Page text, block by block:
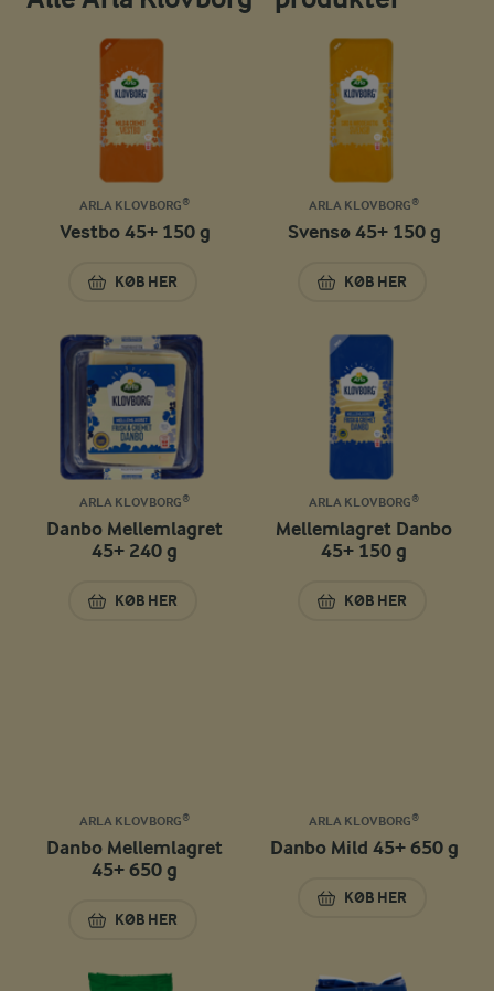
ARLA KLOVBORG®
Vestbo 45+ 150 g
KØB HER
VESTBO 45+ 150 G
ARLA KLOVBORG®
Svensø 45+ 150 g
KØB HER
SVENSØ 45+ 150 G
ARLA KLOVBORG®
Danbo Mellemlagret
45+ 240 g
KØB HER
DANBO MELLEMLAGRET 45+ 240 G
ARLA KLOVBORG®
Mellemlagret Danbo
45+ 150 g
KØB HER
MELLEMLAGRET
ARLA KLOVBORG®
Danbo Mellemlagret
45+ 650 g
KØB HER
DANBO MELLEMLAGRET 45+ 650 G
ARLA KLOVBORG®
Danbo Mild 45+ 650 g
KØB HER
DANBO MILD 45+